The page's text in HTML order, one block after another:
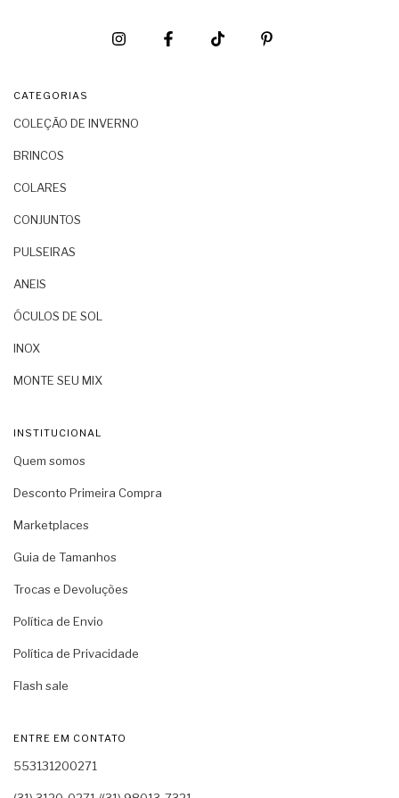
CATEGORIAS
COLEÇÃO DE INVERNO
BRINCOS
COLARES
CONJUNTOS
PULSEIRAS
ANEIS
ÓCULOS DE SOL
INOX
MONTE SEU MIX
INSTITUCIONAL
Quem somos
Desconto Primeira Compra
Marketplaces
Guia de Tamanhos
Trocas e Devoluções
Política de Envio
Política de Privacidade
Flash sale
ENTRE EM CONTATO
553131200271